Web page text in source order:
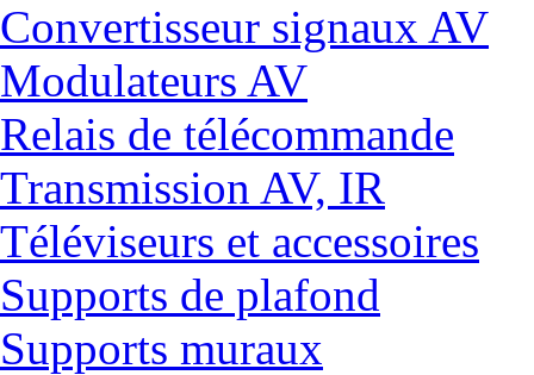
Convertisseur signaux AV
Modulateurs AV
Relais de télécommande
Transmission AV, IR
Téléviseurs et accessoires
Supports de plafond
Supports muraux